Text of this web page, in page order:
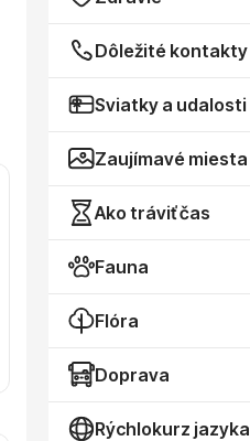
Dôležité kontakty
Sviatky a udalosti
Zaujímavé miesta
Ako tráviť čas
Fauna
Flóra
Doprava
Rýchlokurz jazyka